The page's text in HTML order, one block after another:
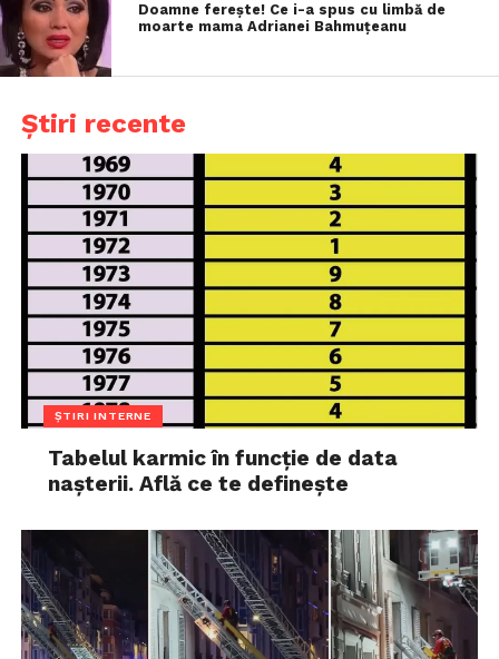
Doamne ferește! Ce i-a spus cu limbă de
moarte mama Adrianei Bahmuțeanu
Știri recente
ȘTIRI INTERNE
Tabelul karmic în funcție de data
nașterii. Află ce te definește